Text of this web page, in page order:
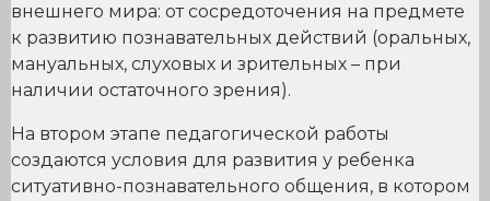
внешнего мира: от сосредоточения на предмете
к развитию познавательных действий (оральных,
мануальных, слуховых и зрительных – при
наличии остаточного зрения).
На втором этапе педагогической работы
создаются условия для развития у ребенка
ситуативно-познавательного общения, в котором